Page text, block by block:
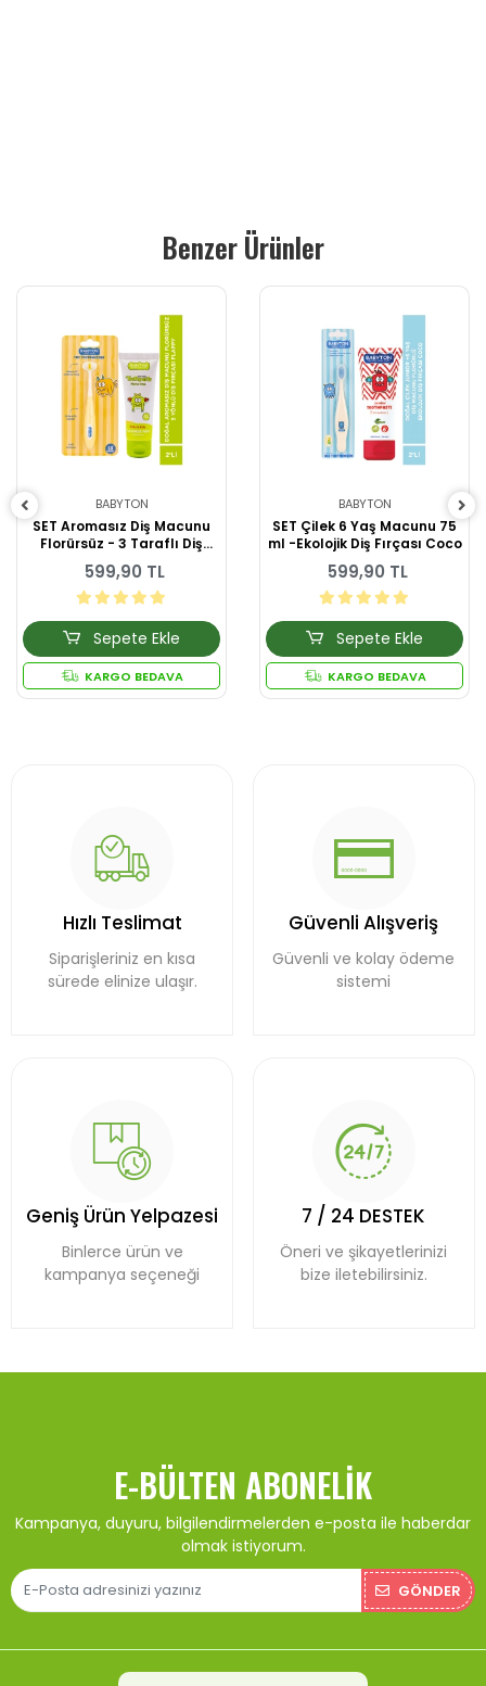
Benzer Ürünler
BABYTON
SET Aromasız Diş Macunu
Florürsüz - 3 Taraflı Diş
Fırçası Flappy
599,90 TL
Sepete Ekle
KARGO BEDAVA
BABYTON
SET Çilek 6 Yaş Macunu 75
ml -Ekolojik Diş Fırçası Coco
599,90 TL
Sepete Ekle
KARGO BEDAVA
Hızlı Teslimat
Siparişleriniz en kısa
sürede elinize ulaşır.
Güvenli Alışveriş
Güvenli ve kolay ödeme
sistemi
Geniş Ürün Yelpazesi
Binlerce ürün ve
kampanya seçeneği
7 / 24 DESTEK
Öneri ve şikayetlerinizi
bize iletebilirsiniz.
E-BÜLTEN ABONELIK
Kampanya, duyuru, bilgilendirmelerden e-posta ile haberdar
olmak istiyorum.
GÖNDER